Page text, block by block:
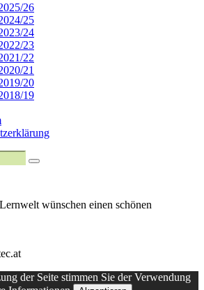
26
25
24
23
22
21
20
19
wünschen einen schönen
der Seite stimmen Sie der Verwendung